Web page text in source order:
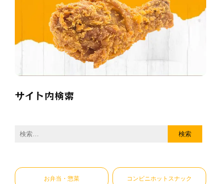
サイト内検索
検
お弁当・惣菜 コンビニホットスナック